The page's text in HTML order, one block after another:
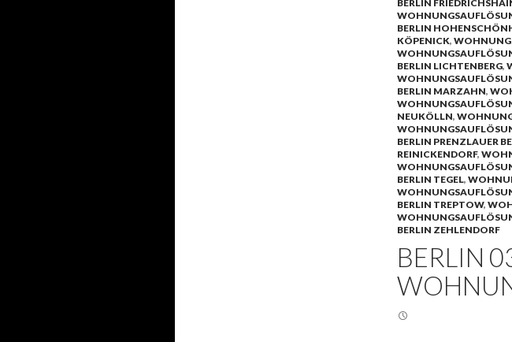
BERLIN
BERLIN
KÖPENICK,
BERLIN LICHTENBERG,
BERLIN MARZAHN,
NEUKÖLLN,
BERLIN PRENZLAUER
REINICKENDORF,
BERLIN TEGEL,
BERLIN TREPTOW,
BERLIN ZEHLENDORF
BERLIN